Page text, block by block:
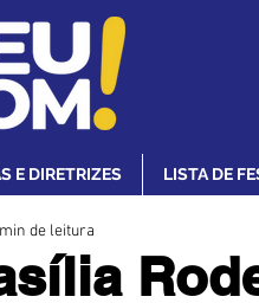
E DIRETRIZES LISTA DE
de leitura